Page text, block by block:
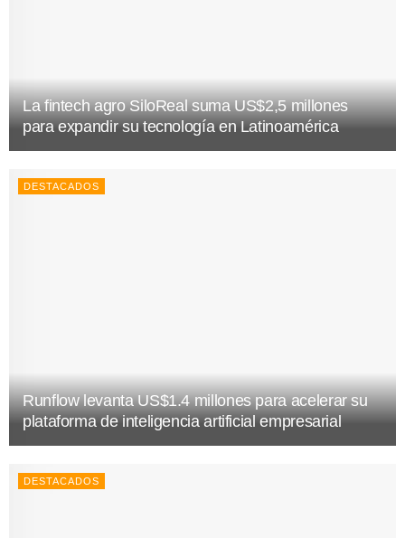
La fintech agro SiloReal suma US$2,5 millones
para expandir su tecnología en Latinoamérica
DESTACADOS
Runflow levanta US$1.4 millones para acelerar su
plataforma de inteligencia artificial empresarial
DESTACADOS